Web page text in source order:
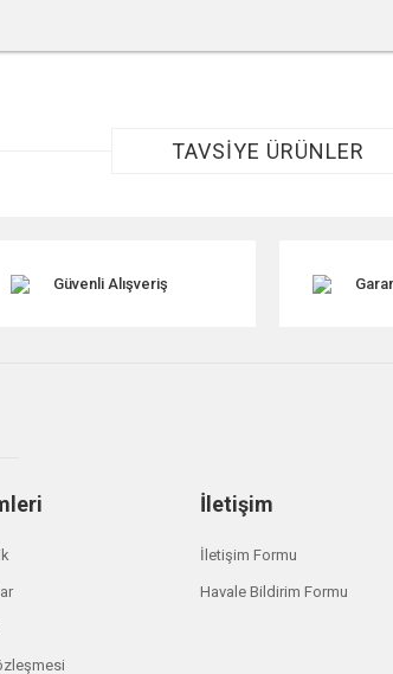
TAVSİYE ÜRÜNLER
Güvenli Alışveriş
İletişim
İletişim Formu
Havale Bildirim Formu